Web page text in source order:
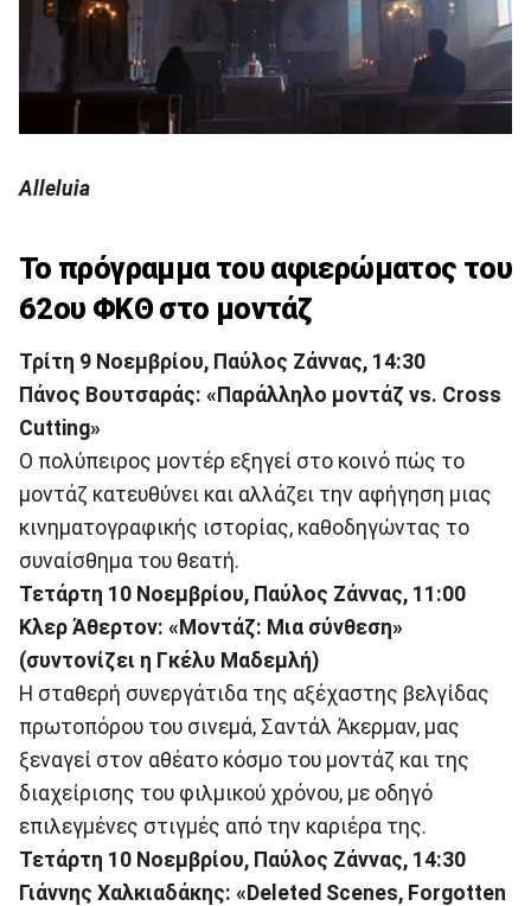
Alleluia
Το πρόγραμμα του αφιερώματος του
62ου ΦΚΘ στο μοντάζ
Τρίτη 9 Νοεμβρίου, Παύλος Ζάννας, 14:30
Πάνος Βουτσαράς: «Παράλληλο μοντάζ vs. Cross
Cutting»
Ο πολύπειρος μοντέρ εξηγεί στο κοινό πώς το
μοντάζ κατευθύνει και αλλάζει την αφήγηση μιας
κινηματογραφικής ιστορίας, καθοδηγώντας το
συναίσθημα του θεατή.
Τετάρτη 10 Νοεμβρίου, Παύλος Ζάννας, 11:00
Κλερ Άθερτον: «Μοντάζ: Μια σύνθεση»
(συντονίζει η Γκέλυ Μαδεμλή)
Η σταθερή συνεργάτιδα της αξέχαστης βελγίδας
πρωτοπόρου του σινεμά, Σαντάλ Άκερμαν, μας
ξεναγεί στον αθέατο κόσμο του μοντάζ και της
διαχείρισης του φιλμικού χρόνου, με οδηγό
επιλεγμένες στιγμές από την καριέρα της.
Τετάρτη 10 Νοεμβρίου, Παύλος Ζάννας, 14:30
Γιάννης Χαλκιαδάκης: «Deleted Scenes, Forgotten